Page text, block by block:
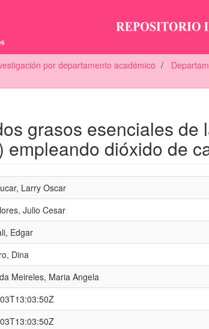
por departamento académico
grasos esenciales de
empleando dióxido de
Larry Oscar
Julio Cesar
Edgar
Dina
Meireles, Maria Angela